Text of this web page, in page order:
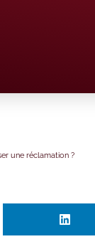
une réclamation ?